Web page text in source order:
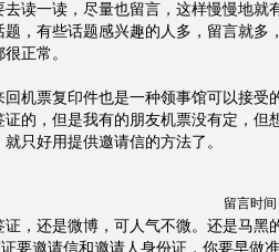
去读一读，尽量也留言，这样慢慢地就
题，有些话题感兴趣的人多，留言就多
正常。
回机票复印件也是一种领事馆可以接受
证的，但是我有的朋友机票没有定，但
只好用提供邀请信的方法了。
留言时间
证，还是微博，可人气不微。还是马黑
要邀请信和邀请人身份证，你要早做